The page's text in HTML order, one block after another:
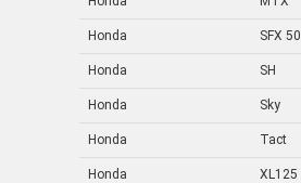
Honda SFX 50
Honda SH
Honda Sky
Honda Tact
Honda XL125